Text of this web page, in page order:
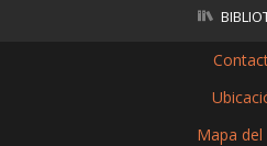
Mapa del